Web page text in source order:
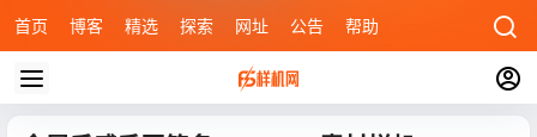
首页 博客 精选 探索 网址 公告 帮助